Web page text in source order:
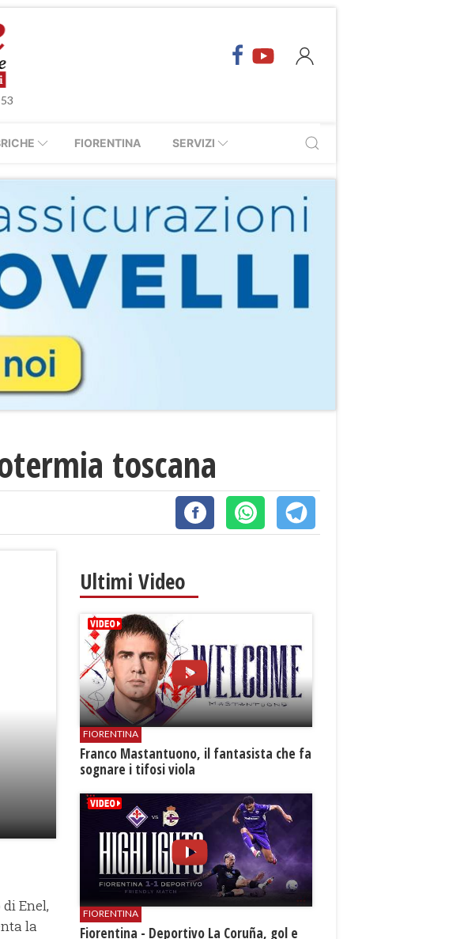
FIORENTINA SERVIZI
toscana
Enel,
la
Ultimi Video
FIORENTINA
Franco Mastantuono, il fantasista che fa
sognare i tifosi viola
FIORENTINA
Fiorentina - Deportivo La Coruña, gol e